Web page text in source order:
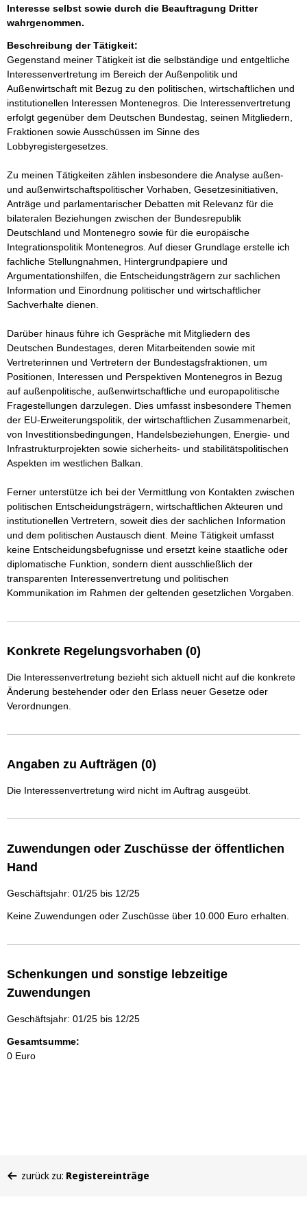
Interesse selbst sowie durch die Beauftragung Dritter
wahrgenommen.
Beschreibung der Tätigkeit:
Gegenstand meiner Tätigkeit ist die selbständige und entgeltliche
Interessenvertretung im Bereich der Außenpolitik und
Außenwirtschaft mit Bezug zu den politischen, wirtschaftlichen und
institutionellen Interessen Montenegros. Die Interessenvertretung
erfolgt gegenüber dem Deutschen Bundestag, seinen Mitgliedern,
Fraktionen sowie Ausschüssen im Sinne des
Lobbyregistergesetzes.
Zu meinen Tätigkeiten zählen insbesondere die Analyse außen-
und außenwirtschaftspolitischer Vorhaben, Gesetzesinitiativen,
Anträge und parlamentarischer Debatten mit Relevanz für die
bilateralen Beziehungen zwischen der Bundesrepublik
Deutschland und Montenegro sowie für die europäische
Integrationspolitik Montenegros. Auf dieser Grundlage erstelle ich
fachliche Stellungnahmen, Hintergrundpapiere und
Argumentationshilfen, die Entscheidungsträgern zur sachlichen
Information und Einordnung politischer und wirtschaftlicher
Sachverhalte dienen.
Darüber hinaus führe ich Gespräche mit Mitgliedern des
Deutschen Bundestages, deren Mitarbeitenden sowie mit
Vertreterinnen und Vertretern der Bundestagsfraktionen, um
Positionen, Interessen und Perspektiven Montenegros in Bezug
auf außenpolitische, außenwirtschaftliche und europapolitische
Fragestellungen darzulegen. Dies umfasst insbesondere Themen
der EU-Erweiterungspolitik, der wirtschaftlichen Zusammenarbeit,
von Investitionsbedingungen, Handelsbeziehungen, Energie- und
Infrastrukturprojekten sowie sicherheits- und stabilitätspolitischen
Aspekten im westlichen Balkan.
Ferner unterstütze ich bei der Vermittlung von Kontakten zwischen
politischen Entscheidungsträgern, wirtschaftlichen Akteuren und
institutionellen Vertretern, soweit dies der sachlichen Information
und dem politischen Austausch dient. Meine Tätigkeit umfasst
keine Entscheidungsbefugnisse und ersetzt keine staatliche oder
diplomatische Funktion, sondern dient ausschließlich der
transparenten Interessenvertretung und politischen
Kommunikation im Rahmen der geltenden gesetzlichen Vorgaben.
Konkrete Regelungsvorhaben (0)
Die Interessenvertretung bezieht sich aktuell nicht auf die konkrete
Änderung bestehender oder den Erlass neuer Gesetze oder
Verordnungen.
Angaben zu Aufträgen (0)
Die Interessenvertretung wird nicht im Auftrag ausgeübt.
Zuwendungen oder Zuschüsse der öffentlichen
Hand
Geschäftsjahr: 01/25 bis 12/25
Keine Zuwendungen oder Zuschüsse über 10.000 Euro erhalten.
Schenkungen und sonstige lebzeitige
Zuwendungen
Geschäftsjahr: 01/25 bis 12/25
Gesamtsumme:
0 Euro
befinden
zurück zu: Registereinträge